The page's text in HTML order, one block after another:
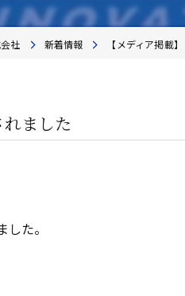
様・資産家向けサービス
オーナー向け
社 新着情報 【メディア掲載
ました
た。